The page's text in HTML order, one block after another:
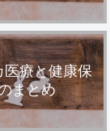
医療と健康保
まとめ